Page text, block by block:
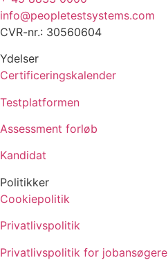
info@peopletestsystems.com
CVR-nr.: 30560604
Ydelser
Certificeringskalender
Testplatformen
Assessment forløb
Kandidat
Politikker
Cookiepolitik
Privatlivspolitik
Privatlivspolitik for jobansøgere